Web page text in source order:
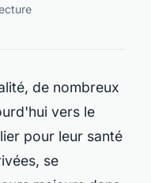
de nombreux
vers le
pour leur santé
se